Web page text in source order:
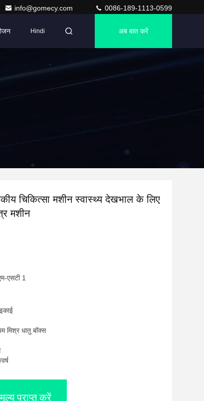
info@gomecy.com 0086-189-1113-0599
Hindi अब बात करें
चिकित्सा मशीन स्वास्थ्य देखभाल के लिए
मशीन
एसटी 1
मिश्र धातु बॉक्स
मूल्य प्राप्त करें